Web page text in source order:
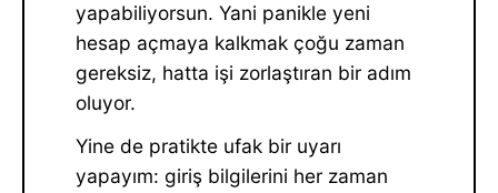
yapabiliyorsun. Yani panikle yeni
hesap açmaya kalkmak çoğu zaman
gereksiz, hatta işi zorlaştıran bir adım
oluyor.
Yine de pratikte ufak bir uyarı
yapayım: giriş bilgilerini her zaman